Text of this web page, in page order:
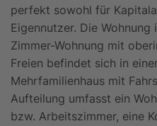
perfekt sowohl für
Eigennutzer. Die
Zimmer-Wohnung mit
Freien befindet sich in
Mehrfamilienhaus mit
Aufteilung umfasst ein
bzw. Arbeitszimmer, eine